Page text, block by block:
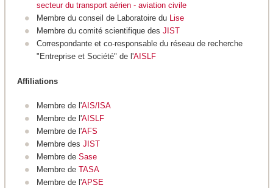
secteur du transport aérien - aviation civile
Membre du conseil de Laboratoire du Lise
Membre du comité scientifique des JIST
Correspondante et co-responsable du réseau de recherche
"Entreprise et Société" de l'AISLF
Affiliations
Membre de l'AIS/ISA
Membre de l'AISLF
Membre de l'AFS
Membre des JIST
Membre de Sase
Membre de TASA
Membre de l'APSE